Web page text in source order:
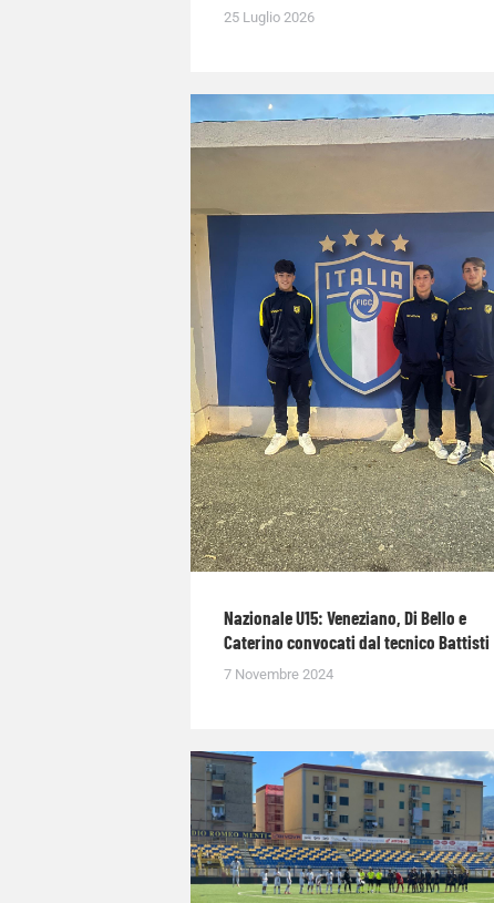
25 Luglio 2026
Nazionale U15: Veneziano, Di Bello e
Caterino convocati dal tecnico Battisti
7 Novembre 2024